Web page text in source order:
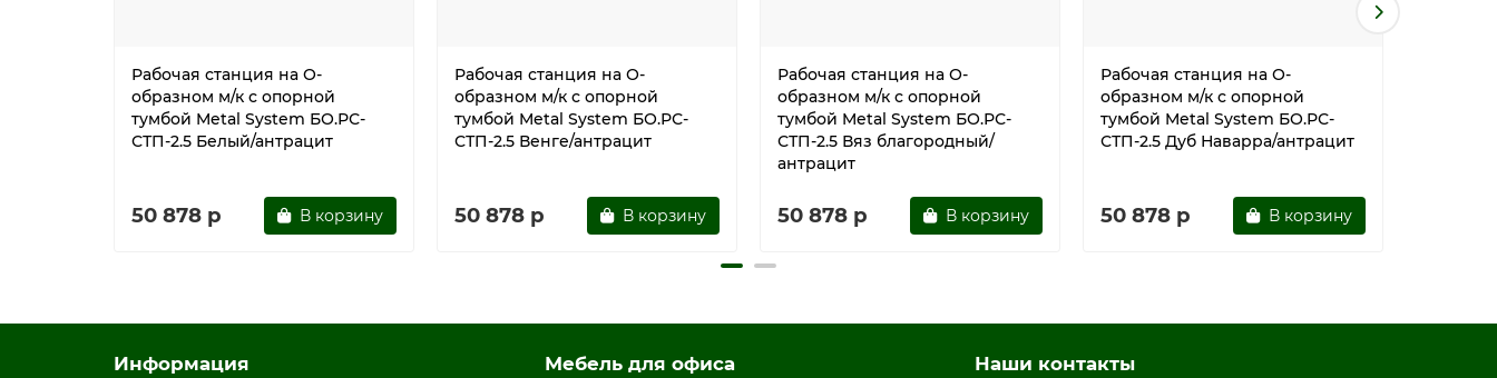
Рабочая станция на О-
образном м/к с опорной
тумбой Metal System БО.РС-
СТП-2.5 Белый/антрацит
50 878 р В корзину
Рабочая станция на О-
образном м/к с опорной
тумбой Metal System БО.РС-
СТП-2.5 Венге/антрацит
50 878 р В корзину
Рабочая станция на О-
образном м/к с опорной
тумбой Metal System БО.РС-
СТП-2.5 Вяз благородный/
антрацит
50 878 р В корзину
Рабочая станция на О-
образном м/к с опорной
тумбой Metal System БО.РС-
СТП-2.5 Дуб Наварра/антрацит
50 878 р В корзину
Информация Мебель для офиса Наши контакты